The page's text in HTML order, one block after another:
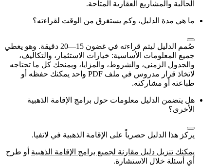
الحالية والمشاريع العقارية المتاحة.
ما هي مدة الدليل، وكم يستغرق من الوقت لقراءته؟
صُمم الدليل ليتم قراءته في غضون 15—20 دقيقة. وهو يغطي
جميع المعلومات الأساسية: خيارات الاستثمار، والتكاليف،
والجدول الزمني، والشروط، والمزايا، ويمنحك كل ما تحتاجه
لاتخاذ قرار مدروس في ملف PDF واحد يمكنك حفظه أو
طباعته أو مشاركته.
هل يتضمن الدليل معلومات حول برامج الإقامة الذهبية
الأخرى؟
يركز هذا الدليل حصرياً على الإقامة الذهبية في لاتفيا.
يمكنك تنزيل دليل مقارنة لجميع برامج الإقامة الذهبية أو طرح
أي أسئلة خلال الاستشارة.